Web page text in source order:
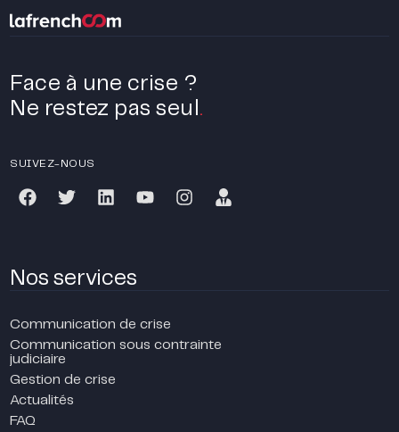
Face à une crise ?
Ne restez pas seul .
SUIVEZ-NOUS
Nos services
Communication de crise
Communication sous contrainte
judiciaire
Gestion de crise
Actualités
FAQ